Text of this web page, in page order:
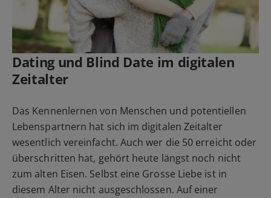
Dating und Blind Date im digitalen
Zeitalter
Das Kennenlernen von Menschen und potentiellen
Lebenspartnern hat sich im digitalen Zeitalter
wesentlich vereinfacht. Auch wer die 50 erreicht oder
überschritten hat, gehört heute längst noch nicht
zum alten Eisen. Selbst eine Grosse Liebe ist in
diesem Alter nicht ausgeschlossen. Auf einer